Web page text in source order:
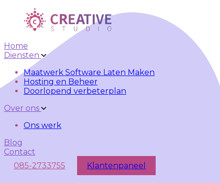
Skip to main content Skip to navigation
Home
Diensten
Maatwerk Software Laten Maken
Hosting en Beheer
Doorlopend verbeterplan
Over ons
Ons werk
Blog
Contact
085-2733755
Klantenpaneel